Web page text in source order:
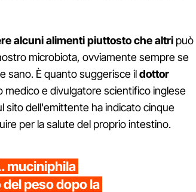
alcuni alimenti piuttosto che altri può
microbiota, ovviamente sempre se
sano. È quanto suggerisce ildottor
medico e divulgatore scientifico inglese
sito dell'emittente ha indicato cinque
per la salute del proprio intestino.
muciniphila
peso dopo la